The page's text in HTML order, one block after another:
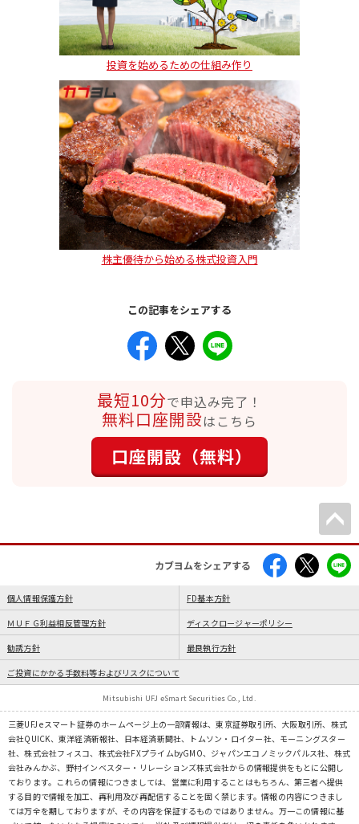
投資を始めるための仕組み作り
株主優待から始める株式投資入門
この記事をシェアする
最短10分で申込み完了！
無料口座開設はこちら
口座開設（無料）
カブヨムをシェアする
個人情報保護方針 FD基本方針
ＭＵＦＧ利益相反管理方針 ディスクロージャーポリシー
勧誘方針 最良執行方針
ご投資にかかる手数料等およびリスクについて
Mitsubishi UFJ eSmart Securities Co., Ltd.
三菱UFJ eスマート証券のホームページ上の一部情報は、東京証券取引所、大阪取引所、株式
会社QUICK、東洋経済新報社、日本経済新聞社、トムソン・ロイター社、モーニングスター
社、株式会社フィスコ、株式会社FXプライムbyGMO、ジャパンエコノミックパルス社、株式
会社みんかぶ、野村インベスター・リレーションズ株式会社からの情報提供をもとに公開し
ております。これらの情報につきましては、営業に利用することはもちろん、第三者へ提供
する目的で情報を加工、再利用及び再配信することを固く禁じます。情報の内容につきまし
ては万全を期しておりますが、その内容を保証するものではありません。万一この情報に基